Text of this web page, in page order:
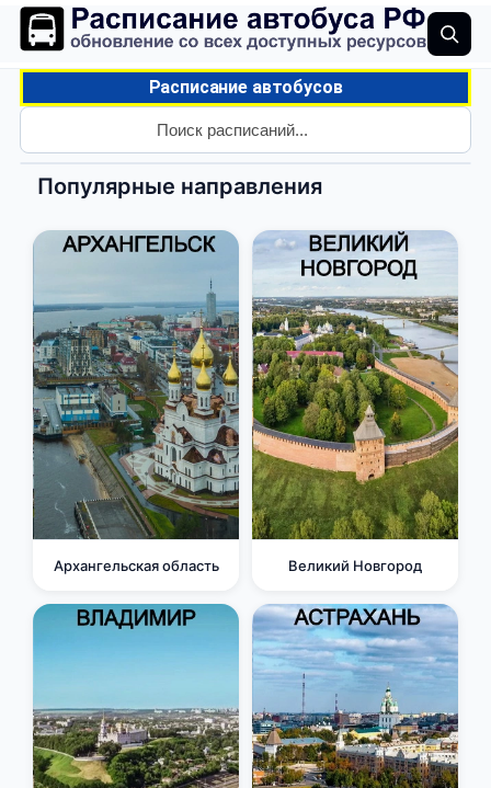
Расписание автобусов
Популярные направления
Архангельская область Великий Новгород